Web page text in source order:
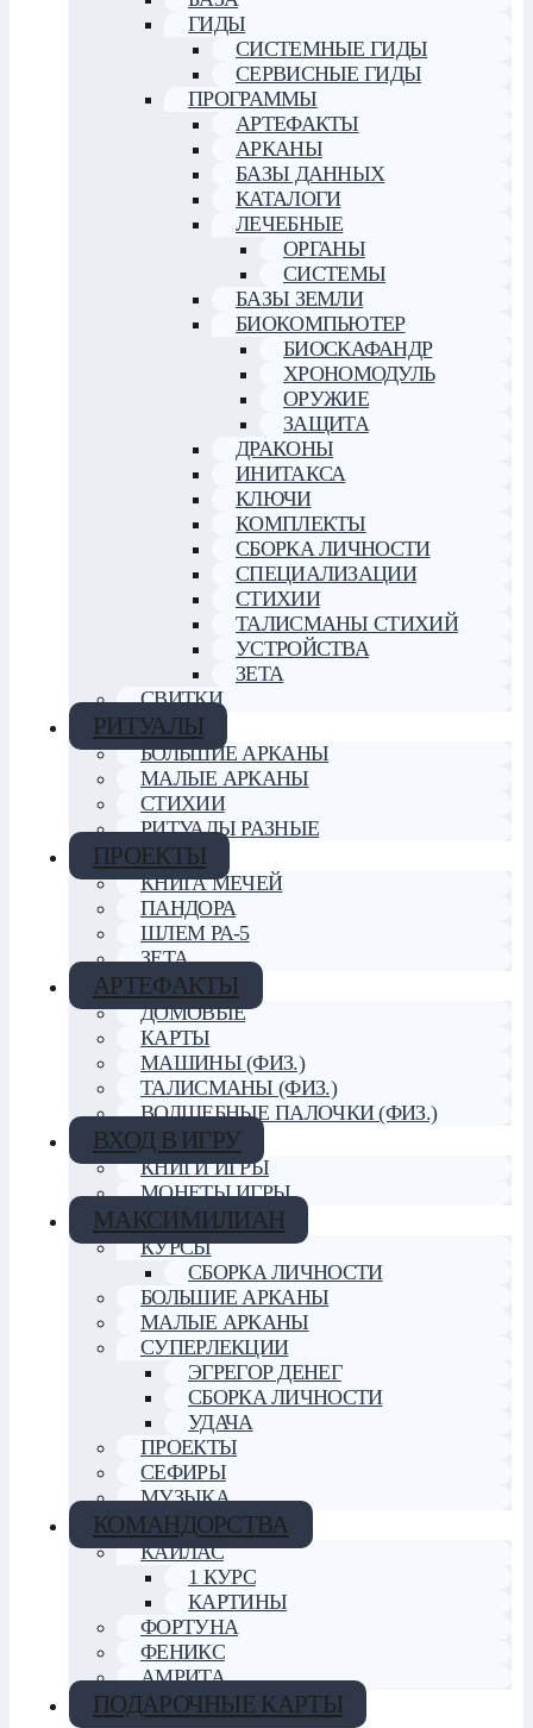
ГИДЫ
СИСТЕМНЫЕ ГИДЫ
СЕРВИСНЫЕ ГИДЫ
ПРОГРАММЫ
АРТЕФАКТЫ
АРКАНЫ
БАЗЫ ДАННЫХ
КАТАЛОГИ
ЛЕЧЕБНЫЕ
ОРГАНЫ
СИСТЕМЫ
БАЗЫ ЗЕМЛИ
БИОКОМПЬЮТЕР
БИОСКАФАНДР
ХРОНОМОДУЛЬ
ОРУЖИЕ
ЗАЩИТА
ДРАКОНЫ
ИНИТАКСА
КЛЮЧИ
КОМПЛЕКТЫ
СБОРКА ЛИЧНОСТИ
СПЕЦИАЛИЗАЦИИ
СТИХИИ
ТАЛИСМАНЫ СТИХИЙ
УСТРОЙСТВА
ЗЕТА
СВИТКИ
РИТУАЛЫ
БОЛЬШИЕ АРКАНЫ
МАЛЫЕ АРКАНЫ
СТИХИИ
РИТУАЛЫ РАЗНЫЕ
ПРОЕКТЫ
КНИГА МЕЧЕЙ
ПАНДОРА
ШЛЕМ РА-5
ЗЕТА
АРТЕФАКТЫ
ДОМОВЫЕ
КАРТЫ
МАШИНЫ (ФИЗ.)
ТАЛИСМАНЫ (ФИЗ.)
ВОЛШЕБНЫЕ ПАЛОЧКИ (ФИЗ.)
ВХОД В ИГРУ
КНИГИ ИГРЫ
МОНЕТЫ ИГРЫ
МАКСИМИЛИАН
КУРСЫ
СБОРКА ЛИЧНОСТИ
БОЛЬШИЕ АРКАНЫ
МАЛЫЕ АРКАНЫ
СУПЕРЛЕКЦИИ
ЭГРЕГОР ДЕНЕГ
СБОРКА ЛИЧНОСТИ
УДАЧА
ПРОЕКТЫ
СЕФИРЫ
МУЗЫКА
КОМАНДОРСТВА
КАЙЛАС
1 КУРС
КАРТИНЫ
ФОРТУНА
ФЕНИКС
АМРИТА
ПОДАРОЧНЫЕ КАРТЫ